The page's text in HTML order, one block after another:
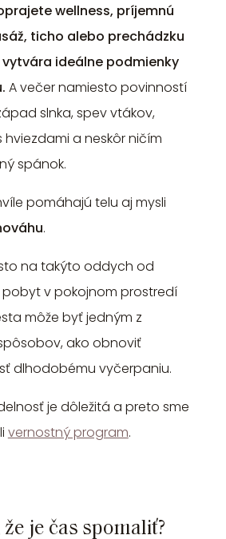
wellness, príjemnú
ticho alebo prechádzku
ideálne podmienky
A večer namiesto povinností
slnka, spev vtákov,
a neskôr ničím
spánok.
pomáhajú telu aj mysli
.
na takýto oddych od
pobyt v pokojnom prostredí
môže byť jedným z
ako obnoviť
dlhodobému vyčerpaniu.
je dôležitá a preto sme
vernostný program.
je čas spomaliť?